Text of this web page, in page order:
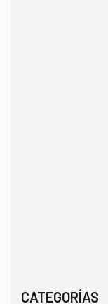
CATEGORÍAS